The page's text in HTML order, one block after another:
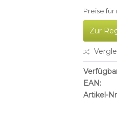
Preise
Zur
EAN:
Artikel-